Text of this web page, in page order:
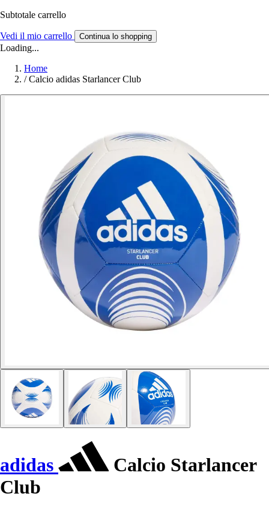
Subtotale carrello
Vedi il mio carrello Continua lo shopping
Loading...
Home
/ Calcio adidas Starlancer Club
adidas
Calcio Starlancer
Club